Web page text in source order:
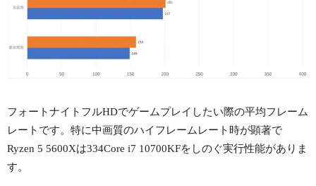
フォートナイトフルHDでゲームプレイしたい際の平均フレーム
レートです。特に中画質のハイフレームレート時が顕著で
Ryzen 5 5600Xは334Core i7 10700KFをしのぐ実行性能がありま
す。